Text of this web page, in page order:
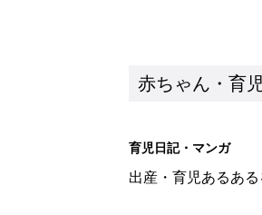
赤ちゃん・育
育児日記・マンガ
出産・育児あるあ